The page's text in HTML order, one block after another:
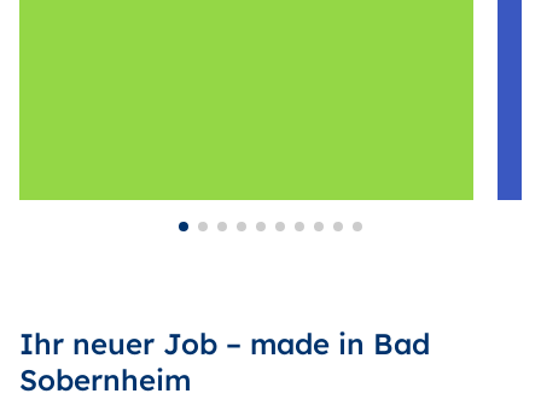
Ihr neuer Job – made in Bad
Sobernheim